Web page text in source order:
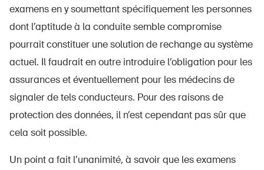
examens en y soumettant spécifiquement les personnes
dont l’aptitude à la conduite semble compromise
pourrait constituer une solution de rechange au système
actuel. Il faudrait en outre introduire l’obligation pour les
assurances et éventuellement pour les médecins de
signaler de tels conducteurs. Pour des raisons de
protection des données, il n’est cependant pas sûr que
cela soit possible.
Un point a fait l’unanimité, à savoir que les examens